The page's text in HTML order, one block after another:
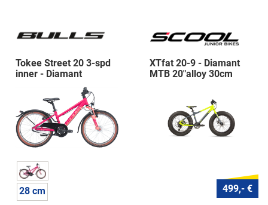
Tokee Street 20 3-spd
inner - Diamant
28 cm
XTfat 20-9 - Diamant
MTB 20"alloy 30cm
499,- €